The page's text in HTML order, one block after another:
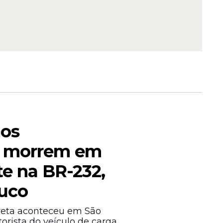
(23)
em
na BR-232,
aconteceu em São